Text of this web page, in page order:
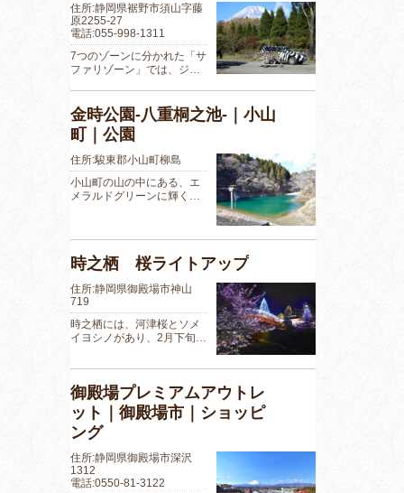
住所:静岡県裾野市須山字藤
原2255-27
電話:055-998-1311
7つのゾーンに分かれた「サ
ファリゾーン」では、ジ…
金時公園-八重桐之池-｜小山
町｜公園
住所:駿東郡小山町柳島
小山町の山の中にある、エ
メラルドグリーンに輝く…
時之栖 桜ライトアップ
住所:静岡県御殿場市神山
719
時之栖には、河津桜とソメ
イヨシノがあり、2月下旬…
御殿場プレミアムアウトレ
ット｜御殿場市｜ショッピ
ング
住所:静岡県御殿場市深沢
1312
電話:0550-81-3122